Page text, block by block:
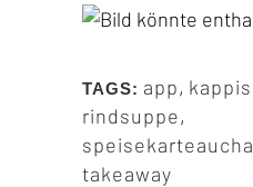
TAGS: app,
rindsuppe,
takeaway